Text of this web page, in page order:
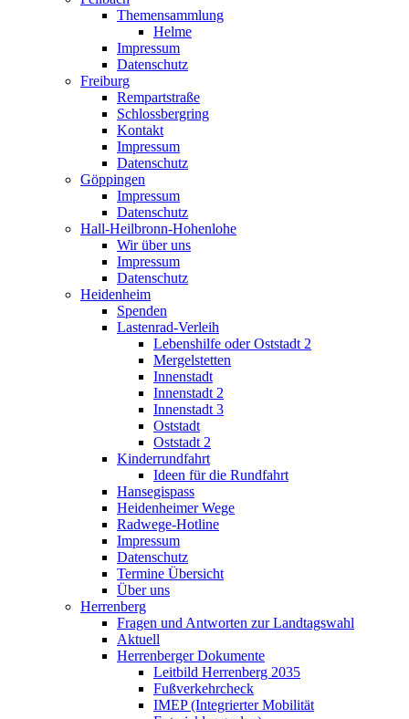
Themensammlung
Helme
Impressum
Datenschutz
Freiburg
Rempartstraße
Schlossbergring
Kontakt
Impressum
Datenschutz
Göppingen
Impressum
Datenschutz
Hall-Heilbronn-Hohenlohe
Wir über uns
Impressum
Datenschutz
Heidenheim
Spenden
Lastenrad-Verleih
Lebenshilfe oder Oststadt 2
Mergelstetten
Innenstadt
Innenstadt 2
Innenstadt 3
Oststadt
Oststadt 2
Kinderrundfahrt
Ideen für die Rundfahrt
Hansegispass
Heidenheimer Wege
Radwege-Hotline
Impressum
Datenschutz
Termine Übersicht
Über uns
Herrenberg
Fragen und Antworten zur Landtagswahl
Aktuell
Herrenberger Dokumente
Leitbild Herrenberg 2035
Fußverkehrcheck
IMEP (Integrierter Mobilität